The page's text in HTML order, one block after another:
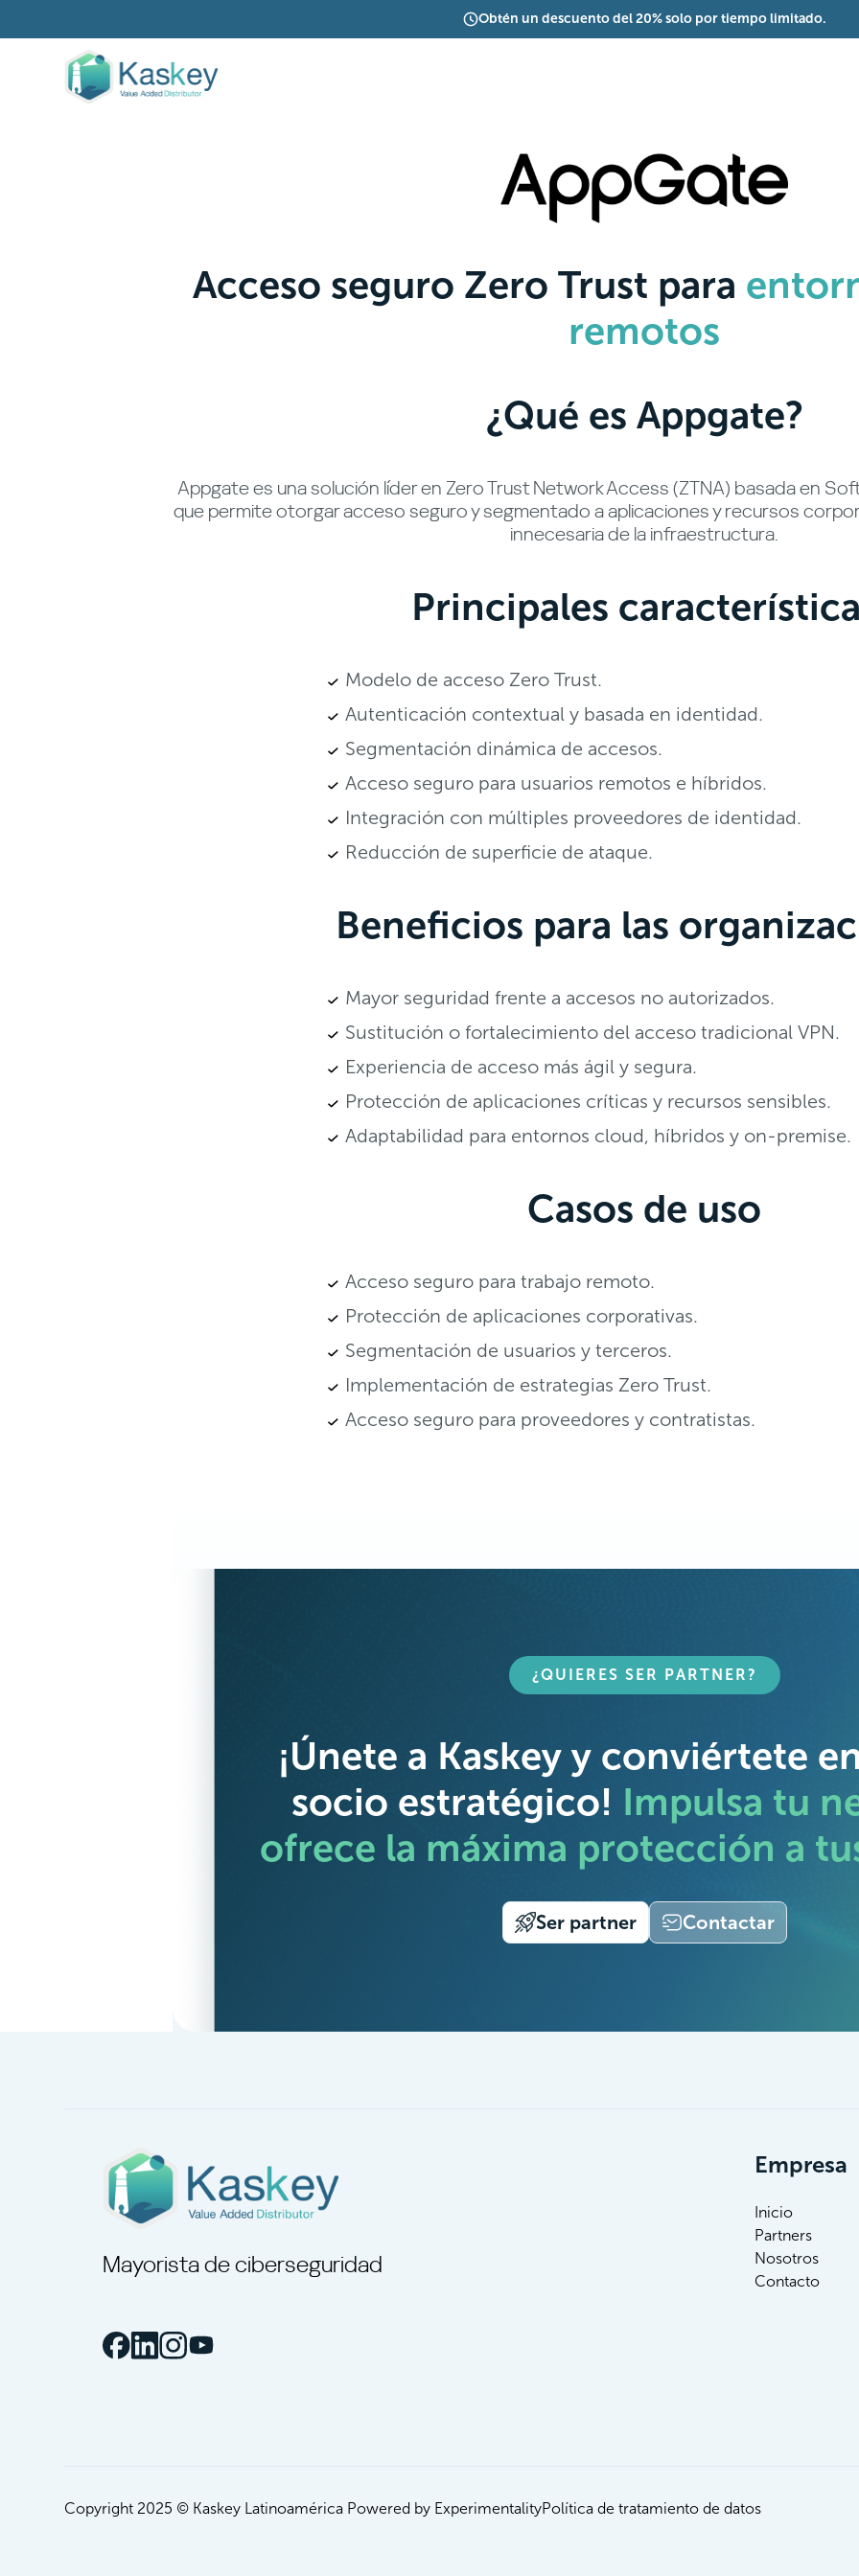
Obtén un descuento del 20% solo por tiempo limitado.
Acceso seguro Zero Trust para
remotos
¿Qué es Appgate?
Appgate es una solución líder en Zero Trust Network Access (ZTNA) basada en
que permite otorgar acceso seguro y segmentado a aplicaciones y recursos
innecesaria de la infraestructura.
Principales
Modelo de acceso Zero Trust.
Autenticación contextual y basada en identidad.
Segmentación dinámica de accesos.
Acceso seguro para usuarios remotos e híbridos.
Integración con múltiples proveedores de identidad.
Reducción de superficie de ataque.
Beneficios para las
Mayor seguridad frente a accesos no autorizados.
Sustitución o fortalecimiento del acceso tradicional VPN.
Experiencia de acceso más ágil y segura.
Protección de aplicaciones críticas y recursos sensibles.
Adaptabilidad para entornos cloud, híbridos y on-premise.
Casos de uso
Acceso seguro para trabajo remoto.
Protección de aplicaciones corporativas.
Segmentación de usuarios y terceros.
Implementación de estrategias Zero Trust.
Acceso seguro para proveedores y contratistas.
¿QUIERES SER PARTNER?
¡Únete a Kaskey y conviértete
socio estratégico! Impulsa tu
ofrece la máxima protección a
Ser partner Contactar
Mayorista de ciberseguridad
Empresa
Inicio
Partners
Nosotros
Contacto
Política de tratamiento de datos
Copyright 2025 © Kaskey Latinoamérica Powered by Experimentality